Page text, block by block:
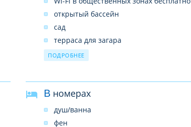
открытый бассейн
сад
терраса для загара
бар
снэк-бар
прокат автомобилей
обмен валюты
камера хранения багажа
ПОДРОБНЕЕ
В номерах
душ/ванна
фен